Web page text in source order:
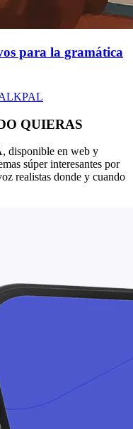
para la gramática
QUIERAS
disponible en web y
súper interesantes por
realistas donde y cuando